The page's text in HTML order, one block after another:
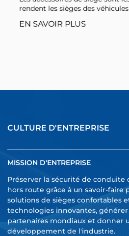
rendent les sièges des véhicules
EN SAVOIR PLUS
CULTURE D'ENTREPRISE
MISSION D'ENTREPRISE
Préserver la sécurité de
hors route grâce à un savoir-faire
solutions de sièges confortables
technologies innovantes,
partenaires mondiaux et donner
développement de l'industrie.